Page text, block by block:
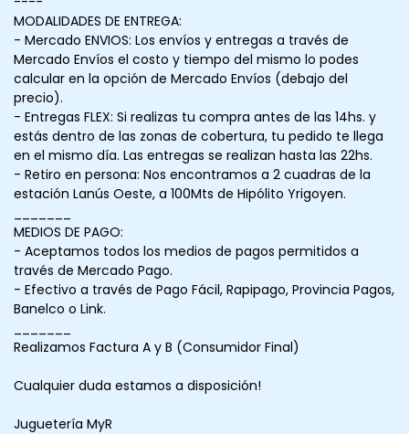
MODALIDADES DE ENTREGA:
- Mercado ENVIOS: Los envíos y entregas a través de
Mercado Envíos el costo y tiempo del mismo lo podes
calcular en la opción de Mercado Envíos (debajo del
precio).
- Entregas FLEX: Si realizas tu compra antes de las 14hs. y
estás dentro de las zonas de cobertura, tu pedido te llega
en el mismo día. Las entregas se realizan hasta las 22hs.
- Retiro en persona: Nos encontramos a 2 cuadras de la
estación Lanús Oeste, a 100Mts de Hipólito Yrigoyen.
MEDIOS DE PAGO:
- Aceptamos todos los medios de pagos permitidos a
través de Mercado Pago.
- Efectivo a través de Pago Fácil, Rapipago, Provincia Pagos,
Banelco o Link.
Realizamos Factura A y B (Consumidor Final)
Cualquier duda estamos a disposición!
Juguetería MyR